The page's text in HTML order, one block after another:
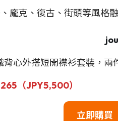
龐克、復古、街頭等風格
背心外搭短開襟衫套裝，
（JPY5,500）
立即購買